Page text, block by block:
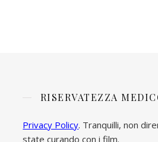
RISERVATEZZA
Privacy Policy. Tranquilli, non
state curando con i film.